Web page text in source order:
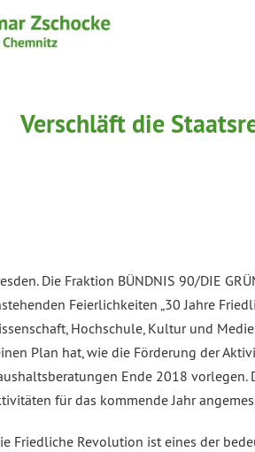
Verschläft die
Die Fraktion BÜNDNIS 90/DIE
Feierlichkeiten „30 Jahre
Hochschule, Kultur und
Plan hat, wie die Förderung der
Ende 2018
für das kommende Jahr
Friedliche Revolution ist eines der